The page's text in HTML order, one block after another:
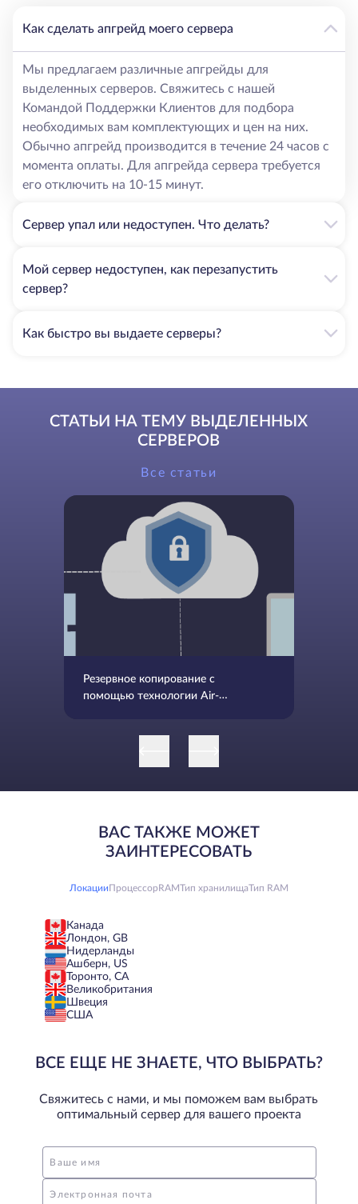
Как сделать апгрейд моего сервера
Мы предлагаем различные апгрейды для
выделенных серверов. Свяжитесь с нашей
Командой Поддержки Клиентов для подбора
необходимых вам комплектующих и цен на них.
Обычно апгрейд производится в течение 24 часов с
момента оплаты. Для апгрейда сервера требуется
его отключить на 10-15 минут.
Сервер упал или недоступен. Что делать?
Мой сервер недоступен, как перезапустить
сервер?
Как быстро вы выдаете серверы?
СТАТЬИ НА ТЕМУ ВЫДЕЛЕННЫХ
СЕРВЕРОВ
Все статьи
Резервное копирование с
помощью технологии Air-
ВАС ТАКЖЕ МОЖЕТ
ЗАИНТЕРЕСОВАТЬ
ЛокацииПроцессорRAMТип хранилищаТип RAM
Канада
Лондон, GB
Нидерланды
Ашберн, US
Торонто, CA
Великобритания
Швеция
США
ВСЕ ЕЩЕ НЕ ЗНАЕТЕ, ЧТО ВЫБРАТЬ?
Свяжитесь с нами, и мы поможем вам выбрать
оптимальный сервер для вашего проекта
Ваше имя
Электронная почта